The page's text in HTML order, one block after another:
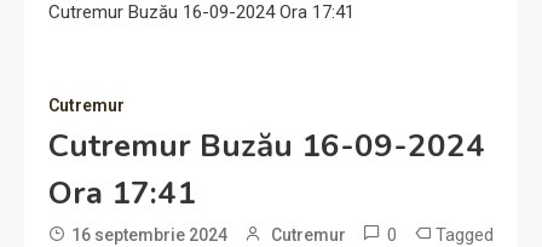
Cutremur Buzău 16-09-2024 Ora 17:41
Cutremur
Cutremur Buzău 16-09-2024
Ora 17:41
16 septembrie 2024 Cutremur 0 Tagged